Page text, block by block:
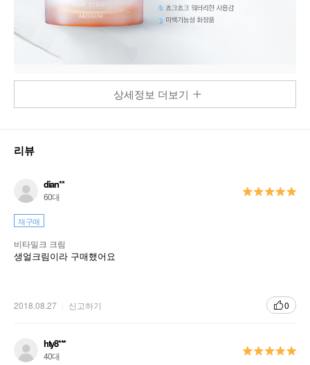
상세정보 더보기
리뷰
dian**
60대
재구매
비타밀크 크림
생얼크림이라 구매했어요
2018.08.27 신고하기 0
hty8***
40대